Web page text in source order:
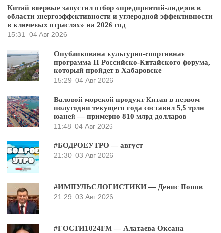
Китай впервые запустил отбор «предприятий-лидеров в
области энергоэффективности и углеродной эффективности
в ключевых отраслях» на 2026 год
15:31
04 Авг 2026
Опубликована культурно-спортивная
программа II Российско-Китайского форума,
который пройдет в Хабаровске
15:29 04 Авг 2026
Валовой морской продукт Китая в первом
полугодии текущего года составил 5,5 трлн
юаней — примерно 810 млрд долларов
11:48 04 Авг 2026
#БОДРОЕУТРО — август
21:30 03 Авг 2026
#ИМПУЛЬСЛОГИСТИКИ — Денис Попов
21:29 03 Авг 2026
#ГОСТИ1024FM — Алатаева Оксана